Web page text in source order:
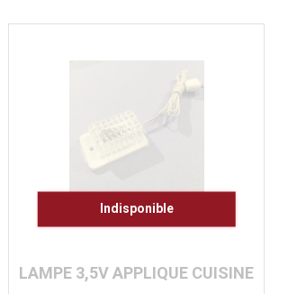
LAMPE 3,5V APPLIQUE CUISINE
Indisponible